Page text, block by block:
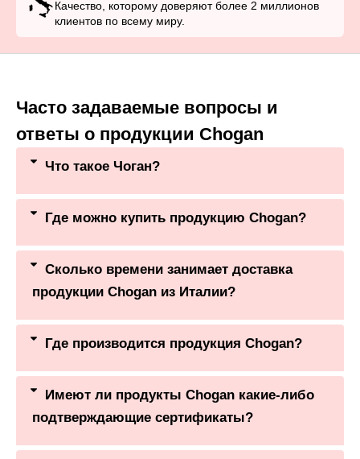
Качество, которому доверяют более 2 миллионов
клиентов по всему миру.
Часто задаваемые вопросы и
ответы о продукции Chogan
Что такое Чоган?
Где можно купить продукцию Chogan?
Сколько времени занимает доставка
продукции Chogan из Италии?
Где производится продукция Chogan?
Имеют ли продукты Chogan какие-либо
подтверждающие сертификаты?